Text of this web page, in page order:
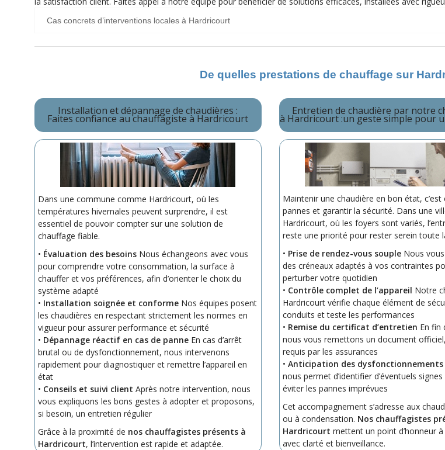
Cas concrets d’interventions locales à Hardricourt
De quelles prestations de chauffage sur
Installation et dépannage de chaudières :
Faites confiance au chauffagiste à Hardricourt
Dans une commune comme Hardricourt, où les
températures hivernales peuvent surprendre, il est
essentiel de pouvoir compter sur une solution de
chauffage fiable.
• Évaluation des besoins Nous échangeons avec vous
pour comprendre votre consommation, la surface à
chauffer et vos préférences, afin d’orienter le choix du
système adapté
• Installation soignée et conforme Nos équipes posent
les chaudières en respectant strictement les normes en
vigueur pour assurer performance et sécurité
• Dépannage réactif en cas de panne En cas d’arrêt
brutal ou de dysfonctionnement, nous intervenons
rapidement pour diagnostiquer et remettre l’appareil en
état
• Conseils et suivi client Après notre intervention, nous
vous expliquons les bons gestes à adopter et proposons,
si besoin, un entretien régulier
Grâce à la proximité de nos chauffagistes présents à
Hardricourt, l’intervention est rapide et adaptée.
Entretien de chaudière par notre
à Hardricourt :un geste simple pour
Maintenir une chaudière en bon état, c’est
pannes et garantir la sécurité. Dans une
Hardricourt, où les foyers sont variés,
reste une priorité pour rester serein toute
• Prise de rendez-vous soupleNous
des créneaux adaptés à vos contraintes
perturber votre quotidien
• Contrôle complet de l’appareil Notre
Hardricourt vérifie chaque élément de
conduits et teste les performances
• Remise du certificat d’entretien En fin
nous vous remettons un document
requis par les assurances
• Anticipation des dysfonctionnements
nous permet d’identifier d’éventuels signes
éviter les pannes imprévues
Cet accompagnement s’adresse aux
ou à condensation. Nos chauffagistes
Hardricourt mettent un point d’honneur
avec clarté et bienveillance.